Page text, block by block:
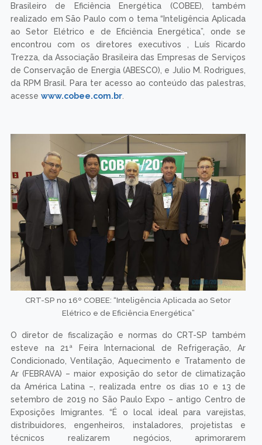
Brasileiro de Eficiência Energética (COBEE), também
realizado em São Paulo com o tema “Inteligência Aplicada
ao Setor Elétrico e de Eficiência Energética”, onde se
encontrou com os diretores executivos , Luís Ricardo
Trezza, da Associação Brasileira das Empresas de Serviços
de Conservação de Energia (ABESCO), e Julio M. Rodrigues,
da RPM Brasil. Para ter acesso ao conteúdo das palestras,
acesse www.cobee.com.br.
CRT-SP no 16º COBEE: “Inteligência Aplicada ao Setor
Elétrico e de Eficiência Energética”
O diretor de fiscalização e normas do CRT-SP também
esteve na 21ª Feira Internacional de Refrigeração, Ar
Condicionado, Ventilação, Aquecimento e Tratamento de
Ar (FEBRAVA) – maior exposição do setor de climatização
da América Latina –, realizada entre os dias 10 e 13 de
setembro de 2019 no São Paulo Expo – antigo Centro de
Exposições Imigrantes. “É o local ideal para varejistas,
distribuidores, engenheiros, instaladores, projetistas e
técnicos realizarem negócios, aprimorarem